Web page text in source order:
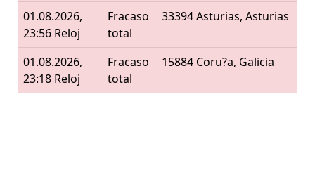
01.08.2026,
23:56 Reloj
Fracaso
total
33394 Asturias, Asturias
01.08.2026,
23:18 Reloj
Fracaso
total
15884 Coru?a, Galicia